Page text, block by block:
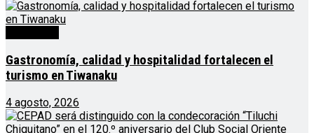
Gastronomía, calidad y hospitalidad fortalecen el
turismo en Tiwanaku
4 agosto, 2026